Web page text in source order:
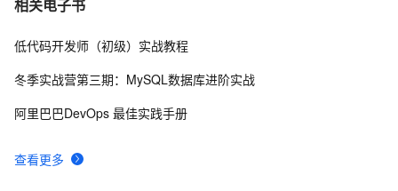
8 二分法查找，用少量的步数找到目标
相关电子书
查看更多
低代码开发师（初级）实战教程
冬季实战营第三期：MySQL数据库进阶实战
阿里巴巴DevOps 最佳实践手册